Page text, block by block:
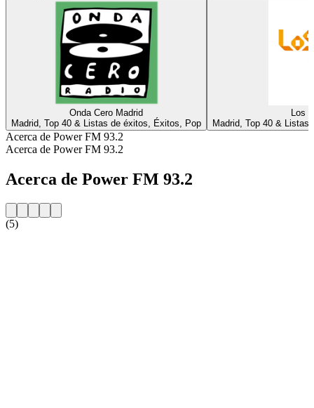
Onda Cero Madrid
Madrid, Top 40 & Listas de éxitos, Éxitos, Pop
Los
Madrid, Top 40 &
Acerca de Power FM 93.2
Acerca de Power FM 93.2
Acerca de Power FM 93.2
(5)